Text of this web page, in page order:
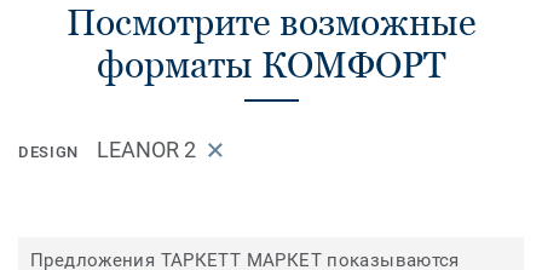
Посмотрите возможные
форматы КОМФОРТ
DESIGN LEANOR 2
Предложения ТАРКЕТТ МАРКЕТ показываются